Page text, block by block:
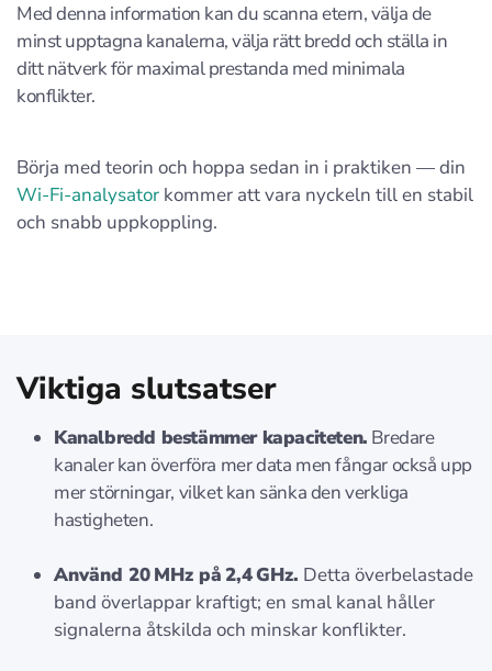
Med denna information kan du scanna etern, välja de
minst upptagna kanalerna, välja rätt bredd och ställa in
ditt nätverk för maximal prestanda med minimala
konflikter.
Börja med teorin och hoppa sedan in i praktiken — din
Wi‑Fi-analysator kommer att vara nyckeln till en stabil
och snabb uppkoppling.
Viktiga slutsatser
Kanalbredd bestämmer kapaciteten. Bredare
kanaler kan överföra mer data men fångar också upp
mer störningar, vilket kan sänka den verkliga
hastigheten.
Använd 20 MHz på 2,4 GHz. Detta överbelastade
band överlappar kraftigt; en smal kanal håller
signalerna åtskilda och minskar konflikter.